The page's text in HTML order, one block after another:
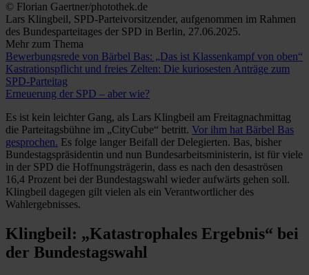
© Florian Gaertner/photothek.de
Lars Klingbeil, SPD-Parteivorsitzender, aufgenommen im Rahmen
des Bundesparteitages der SPD in Berlin, 27.06.2025.
Mehr zum Thema
Bewerbungsrede von Bärbel Bas: „Das ist Klassenkampf von oben“
Kastrationspflicht und freies Zelten: Die kuriosesten Anträge zum
SPD-Parteitag
Erneuerung der SPD – aber wie?
Es ist kein leichter Gang, als Lars Klingbeil am Freitagnachmittag
die Parteitagsbühne im „CityCube“ betritt. Vor ihm hat Bärbel Bas
gesprochen. Es folge langer Beifall der Delegierten. Bas, bisher
Bundestagspräsidentin und nun Bundesarbeitsministerin, ist für viele
in der SPD die Hoffnungsträgerin, dass es nach den desaströsen
16,4 Prozent bei der Bundestagswahl wieder aufwärts gehen soll.
Klingbeil dagegen gilt vielen als ein Verantwortlicher des
Wahlergebnisses.
Klingbeil: „Katastrophales Ergebnis“ bei
der Bundestagswahl